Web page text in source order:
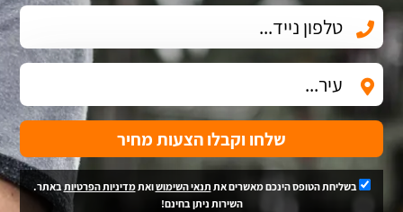
שלחו וקבלו הצעות מחיר
בשליחת הטופס הינכם מאשרים את תנאי השימושואתמדיניות הפרטיותבאתר.
השירות ניתן בחינם!